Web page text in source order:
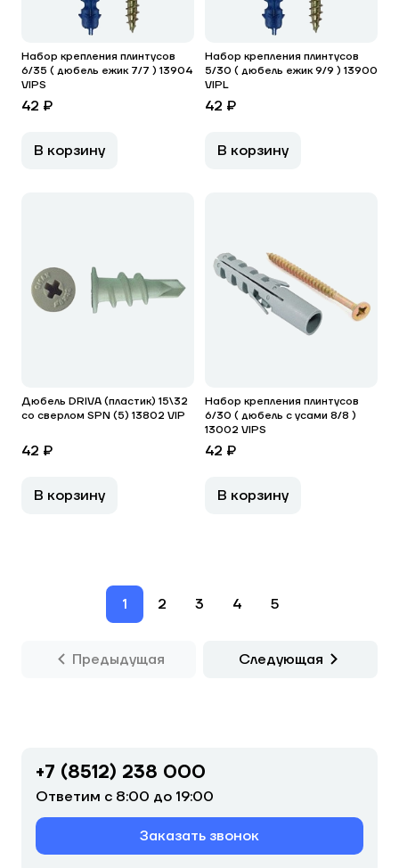
Набор крепления плинтусов
6/35 ( дюбель ежик 7/7 ) 13904
VIPS
42 ₽
В корзину
Набор крепления плинтусов
5/30 ( дюбель ежик 9/9 ) 13900
VIPL
42 ₽
В корзину
Дюбель DRIVA (пластик) 15\32
со сверлом SPN (5) 13802 VIP
42 ₽
В корзину
Набор крепления плинтусов
6/30 ( дюбель с усами 8/8 )
13002 VIPS
42 ₽
В корзину
1 2 3 4 5
Предыдущая Следующая
+7 (8512) 238 000
Ответим с 8:00 до 19:00
Заказать звонок